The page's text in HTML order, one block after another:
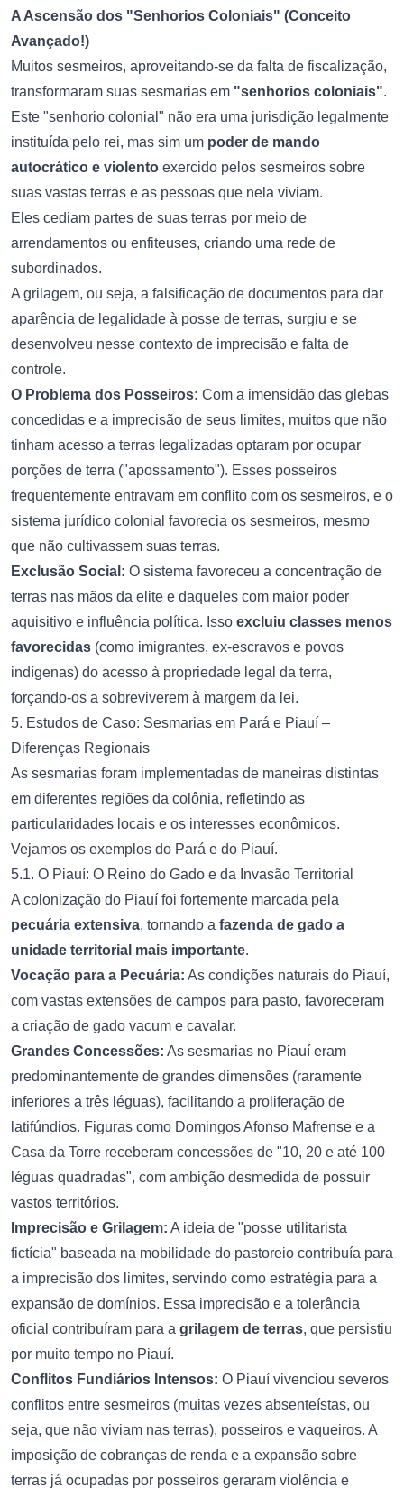
A Ascensão dos "Senhorios Coloniais" (Conceito
Avançado!)
Muitos sesmeiros, aproveitando-se da falta de fiscalização,
transformaram suas sesmarias em "senhorios coloniais".
Este "senhorio colonial" não era uma jurisdição legalmente
instituída pelo rei, mas sim um poder de mando
autocrático e violento exercido pelos sesmeiros sobre
suas vastas terras e as pessoas que nela viviam.
Eles cediam partes de suas terras por meio de
arrendamentos ou enfiteuses, criando uma rede de
subordinados.
A grilagem, ou seja, a falsificação de documentos para dar
aparência de legalidade à posse de terras, surgiu e se
desenvolveu nesse contexto de imprecisão e falta de
controle.
O Problema dos Posseiros: Com a imensidão das glebas
concedidas e a imprecisão de seus limites, muitos que não
tinham acesso a terras legalizadas optaram por ocupar
porções de terra ("apossamento"). Esses posseiros
frequentemente entravam em conflito com os sesmeiros, e o
sistema jurídico colonial favorecia os sesmeiros, mesmo
que não cultivassem suas terras.
Exclusão Social: O sistema favoreceu a concentração de
terras nas mãos da elite e daqueles com maior poder
aquisitivo e influência política. Isso excluiu classes menos
favorecidas (como imigrantes, ex-escravos e povos
indígenas) do acesso à propriedade legal da terra,
forçando-os a sobreviverem à margem da lei.
5. Estudos de Caso: Sesmarias em Pará e Piauí –
Diferenças Regionais
As sesmarias foram implementadas de maneiras distintas
em diferentes regiões da colônia, refletindo as
particularidades locais e os interesses econômicos.
Vejamos os exemplos do Pará e do Piauí.
5.1. O Piauí: O Reino do Gado e da Invasão Territorial
A colonização do Piauí foi fortemente marcada pela
pecuária extensiva, tornando a fazenda de gado a
unidade territorial mais importante.
Vocação para a Pecuária: As condições naturais do Piauí,
com vastas extensões de campos para pasto, favoreceram
a criação de gado vacum e cavalar.
Grandes Concessões: As sesmarias no Piauí eram
predominantemente de grandes dimensões (raramente
inferiores a três léguas), facilitando a proliferação de
latifúndios. Figuras como Domingos Afonso Mafrense e a
Casa da Torre receberam concessões de "10, 20 e até 100
léguas quadradas", com ambição desmedida de possuir
vastos territórios.
Imprecisão e Grilagem: A ideia de "posse utilitarista
fictícia" baseada na mobilidade do pastoreio contribuía para
a imprecisão dos limites, servindo como estratégia para a
expansão de domínios. Essa imprecisão e a tolerância
oficial contribuíram para a grilagem de terras, que persistiu
por muito tempo no Piauí.
Conflitos Fundiários Intensos: O Piauí vivenciou severos
conflitos entre sesmeiros (muitas vezes absenteístas, ou
seja, que não viviam nas terras), posseiros e vaqueiros. A
imposição de cobranças de renda e a expansão sobre
terras já ocupadas por posseiros geraram violência e